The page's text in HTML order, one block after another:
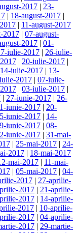
2017 | 23-
| 18-august-2017 |
| 11-august-2017
2017 | 07-august-
2017 | 01-
iulie-2017 | 26-iulie-
| 20-iulie-2017 |
14-iulie-2017 | 13-
2017 | 07-iulie-
| 03-iulie-2017 |
| 27-iunie-2017 | 26-
iunie-2017 | 20-
iunie-2017 | 14-
iunie-2017 | 08-
iunie-2017 | 31-mai-
| 25-mai-2017 | 24-
2017 | 18-mai-2017
mai-2017 | 11-mai-
| 05-mai-2017 | 04-
2017 | 27-aprilie-
2017 | 21-aprilie-
2017 | 14-aprilie-
2017 | 10-aprilie-
2017 | 04-aprilie-
2017 | 29-martie-